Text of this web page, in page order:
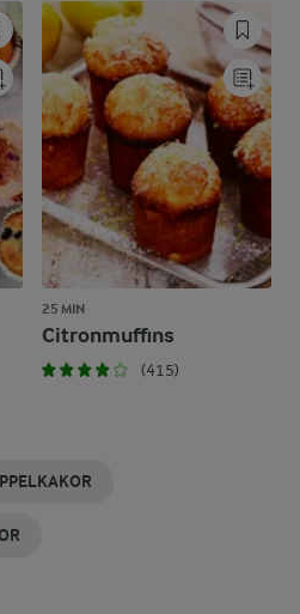
25 MIN
Citronmuffins
(415)